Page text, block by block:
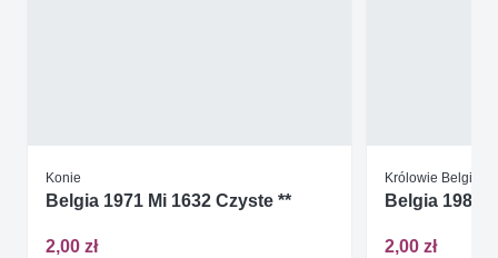
Konie
Belgia 1971 Mi 1632 Czyste **
2,00 zł
Królowie Belgijscy
Belgia 1984
2,00 zł